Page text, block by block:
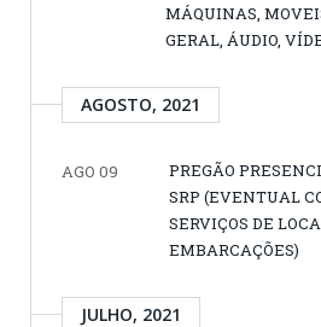
MÁQUINAS,
GERAL, ÁUDIO,
AGOSTO, 2021
AGO 09
PREGÃO
SRP (EVENTUAL
SERVIÇOS DE
EMBARCAÇÕES)
JULHO, 2021